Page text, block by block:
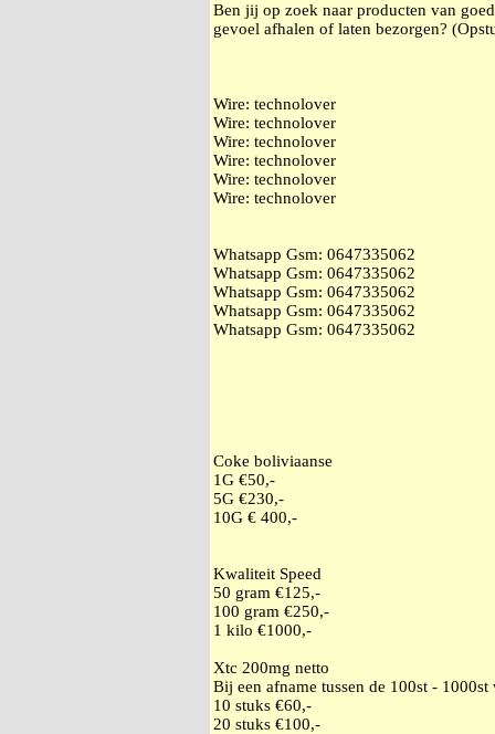
Ben jij op zoek naar producten van
gevoel afhalen of laten bezorgen?
Wire: technolover
Wire: technolover
Wire: technolover
Wire: technolover
Wire: technolover
Wire: technolover
Whatsapp Gsm: ‭0647335062
Whatsapp Gsm: ‭0647335062
Whatsapp Gsm: ‭0647335062
Whatsapp Gsm: ‭0647335062
Whatsapp Gsm: ‭0647335062
Coke boliviaanse
1G €50,-
5G €230,-
10G € 400,-
Kwaliteit Speed
50 gram €125,-
100 gram €250,-
1 kilo €1000,-
Xtc 200mg netto
Bij een afname tussen de 100st -
10 stuks €60,-
20 stuks €100,-